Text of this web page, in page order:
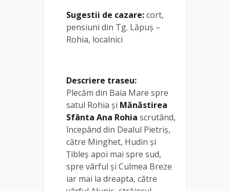
Sugestii de cazare:cort,
pensiuni din Tg. Lăpuș –
Rohia, localnici
Descriere traseu:
Plecăm din Baia Mare spre
satul Rohia şi Mănăstirea
Sfânta Ana Rohia scrutând,
începând din Dealul Pietriş,
către Minghet, Hudin şi
Ţibleş apoi mai spre sud,
spre vârful şi Culmea Breze
iar mai la dreapta, către